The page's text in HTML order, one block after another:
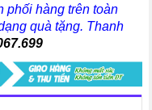
phối hàng trên toàn
quà tặng. Thanh